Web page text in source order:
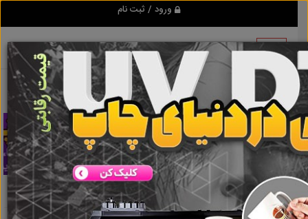
ورود / ثبت نام
تبلیغ کن درب هوشمند نتایج جستجو برای برچسب درب هوشمند
نتایج جستجو برای برچسبدرب هوشمند